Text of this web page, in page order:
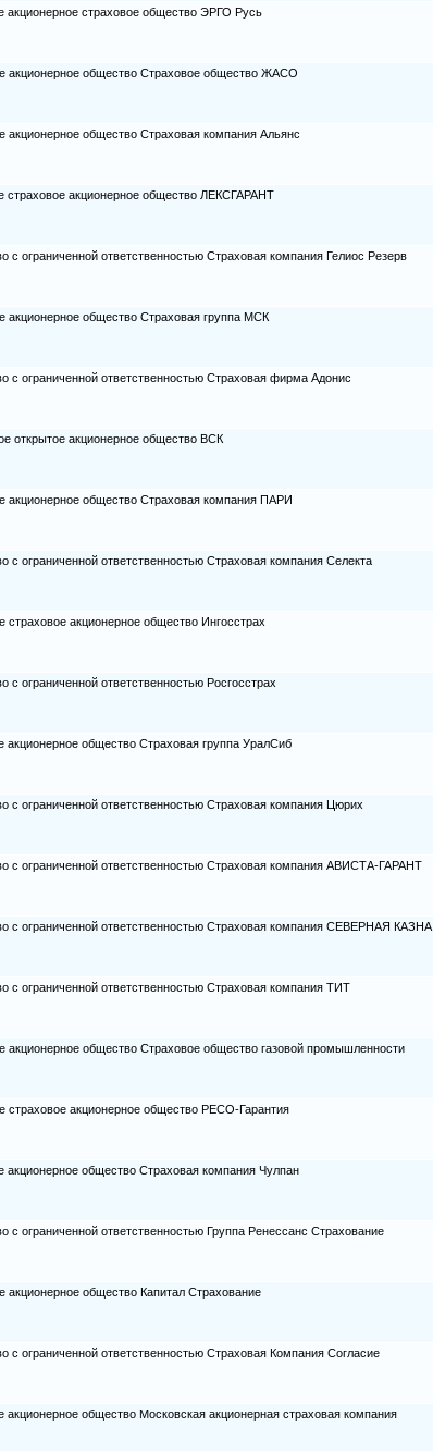
акционерное страховое общество ЭРГО Русь
акционерное общество Страховое общество ЖАСО
акционерное общество Страховая компания Альянс
страховое акционерное общество ЛЕКСГАРАНТ
с ограниченной ответственностью Страховая компания Гелиос Резерв
акционерное общество Страховая группа МСК
с ограниченной ответственностью Страховая фирма Адонис
открытое акционерное общество ВСК
акционерное общество Страховая компания ПАРИ
с ограниченной ответственностью Страховая компания Селекта
страховое акционерное общество Ингосстрах
с ограниченной ответственностью Росгосстрах
акционерное общество Страховая группа УралСиб
с ограниченной ответственностью Страховая компания Цюрих
с ограниченной ответственностью Страховая компания АВИСТА-ГАРАНТ
с ограниченной ответственностью Страховая компания СЕВЕРНАЯ КАЗНА
с ограниченной ответственностью Страховая компания ТИТ
акционерное общество Страховое общество газовой промышленности
страховое акционерное общество РЕСО-Гарантия
акционерное общество Страховая компания Чулпан
с ограниченной ответственностью Группа Ренессанс Страхование
акционерное общество Капитал Страхование
с ограниченной ответственностью Страховая Компания Согласие
акционерное общество Московская акционерная страховая компания